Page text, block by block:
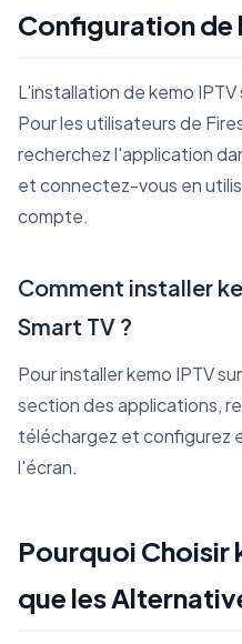
Configuration de
L'installation de kemo
Pour les utilisateurs de
recherchez l'application
et connectez-vous en
compte.
Comment installer
Smart TV ?
Pour installer kemo IPTV
section des applications,
téléchargez et configurez
l'écran.
Pourquoi Choisir
que les